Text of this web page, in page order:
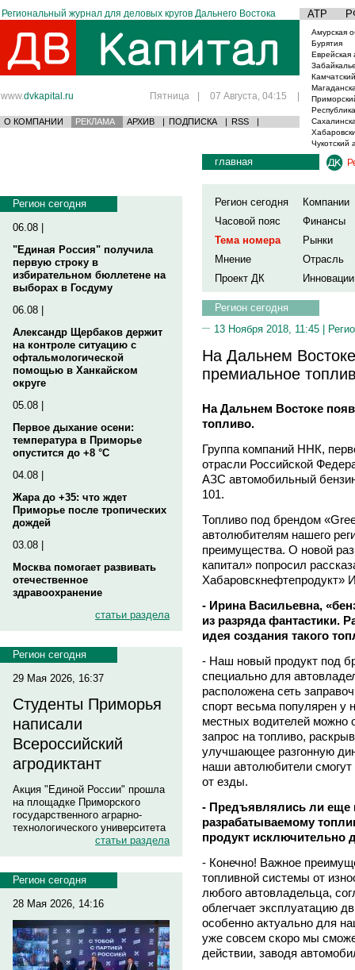
Региональный журнал для деловых кругов Дальнего Востока АТР
www.dvkapital.ru Пятница | 07 Августа, 04:15 |
О КОМПАНИИ РЕКЛАМА АРХИВ | ПОДПИСКА | RSS |
Амурская
Бурятия
Еврейская
Чукотский
Регион сегодня
06.08 |
"Единая Россия" получила
первую строку в
избирательном бюллетене на
выборах в Госдуму
06.08 |
Александр Щербаков держит
на контроле ситуацию с
офтальмологической
помощью в Ханкайском
округе
05.08 |
Первое дыхание осени:
температура в Приморье
опустится до +8 °C
04.08 |
Жара до +35: что ждет
Приморье после тропических
дождей
03.08 |
Москва помогает развивать
отечественное
здравоохранение
статьи раздела
Регион сегодня
29 Мая 2026, 16:37
Студенты Приморья
написали
Всероссийский
агродиктант
Акция "Единой России" прошла
на площадке Приморского
государственного аграрно-
технологического университета
статьи раздела
Регион сегодня
28 Мая 2026, 14:16
главная
Регион сегодня
Компании
Часовой пояс
Финансы
Тема номера
Рынки
Мнение
Отрасль
Проект ДК
Инновации
Регион сегодня
13 Ноября 2018, 11:45 |
На Дальнем
премиальное
На Дальнем Востоке
топливо.
Группа компаний ННК,
отрасли Российской
АЗС автомобильный
101.
Топливо под брендом
автолюбителям нашего
преимущества. О новой
капитал» попросил
- Ирина Васильевна,
из разряда фантастики.
идея создания такого
- Наш новый продукт под
специально для
расположена сеть
спорт весьма популярен у
местных водителей можно
запрос на топливо,
улучшающее разгонную
наши автолюбители
от езды.
- Предъявлялись ли еще
разрабатываемому
продукт исключительно
- Конечно! Важное
топливной системы от
любого автовладельца,
облегчает эксплуатацию
особенно актуально для
уже совсем скоро мы
действии, заводя